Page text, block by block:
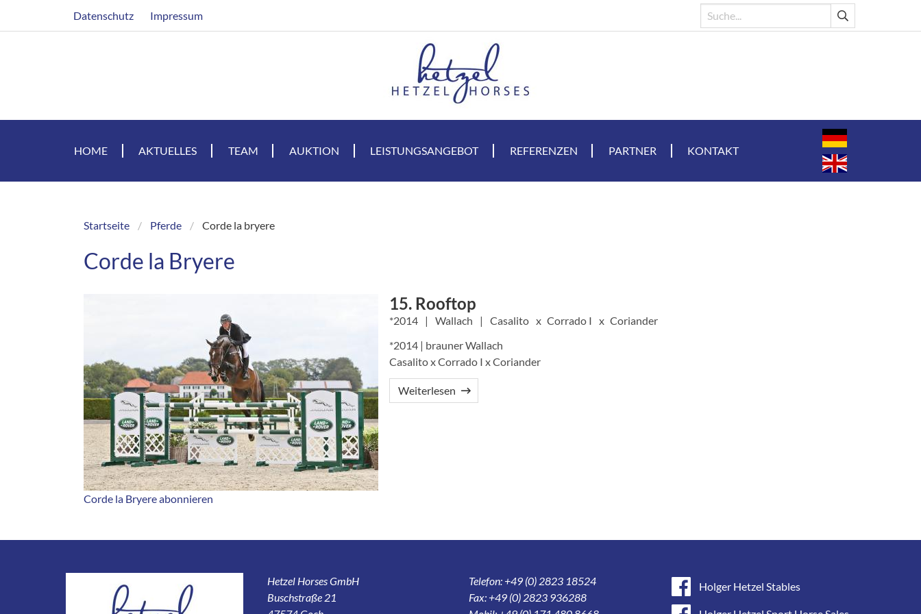
Datenschutz Impressum
HOME AKTUELLES TEAM AUKTION LEISTUNGSANGEBOT REFERENZEN PARTNER KONTAKT
Breadcrumb
Startseite Pferde Corde la bryere
Corde la Bryere
15. Rooftop
2014 Wallach Casalito Corrado I
Coriander
*2014 | brauner Wallach
Casalito x Corrado I x Coriander
Weiterlesen
Corde la Bryere abonnieren
Hetzel Horses GmbH
Buschstraße 21
Telefon: +49 (0) 2823 18524
Fax: +49 (0) 2823 936288
Holger Hetzel Stables